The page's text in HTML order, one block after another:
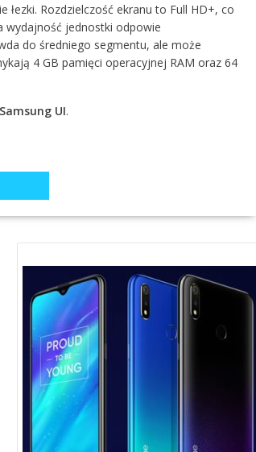
łezki. Rozdzielczość ekranu to Full HD+, co
wydajność jednostki odpowie
do średniego segmentu, ale może
4 GB pamięci operacyjnej RAM oraz 64
UI.